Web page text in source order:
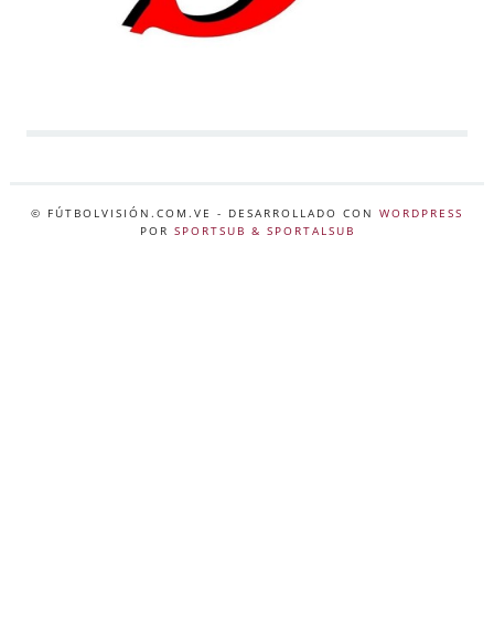
© FÚTBOLVISIÓN.COM.VE - DESARROLLADO CON WORDPRESS
POR SPORTSUB & SPORTALSUB